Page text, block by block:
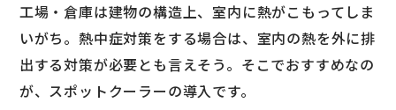
工場・倉庫は建物の構造上、室内に熱がこもってしま
いがち。熱中症対策をする場合は、室内の熱を外に排
出する対策が必要とも言えそう。そこでおすすめなの
が、スポットクーラーの導入です。